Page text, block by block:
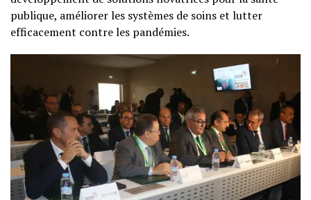
publique, améliorer les systèmes de soins et lutter
efficacement contre les pandémies.